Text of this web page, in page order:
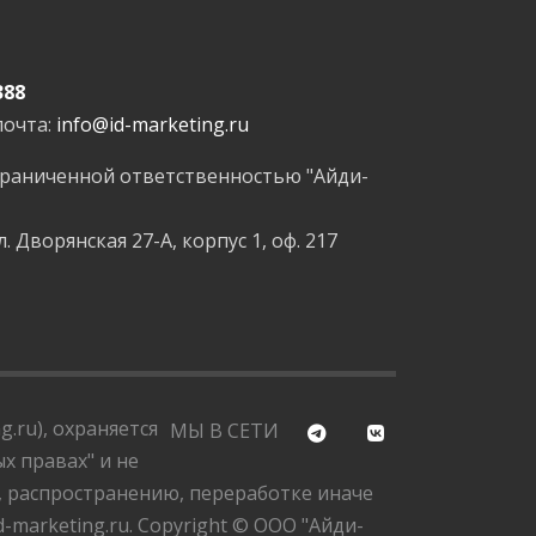
info@id-marketing.ru
ответственностью "Айди-
Дворянская 27-А, корпус 1, оф. 217
МЫ В СЕТИ
охраняется
правах" и не
переработке иначе
marketing.ru. Copyright © ООО "Айди-